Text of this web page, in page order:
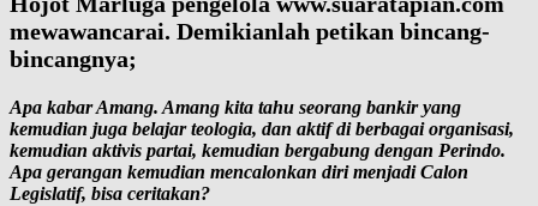
mewawancarai. Demikianlah petikan bincang-
bincangnya;
Apa kabar Amang. Amang kita tahu seorang bankir yang
kemudian juga belajar teologia, dan aktif di berbagai organisasi,
kemudian aktivis partai, kemudian bergabung dengan Perindo.
Apa gerangan kemudian mencalonkan diri menjadi Calon
Legislatif, bisa ceritakan?